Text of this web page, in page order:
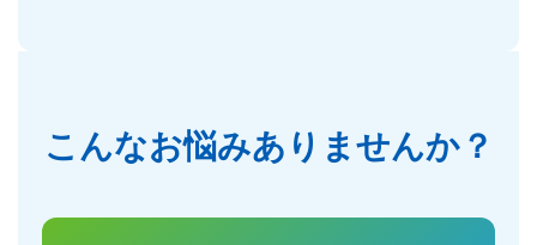
こんなお悩みありませんか？